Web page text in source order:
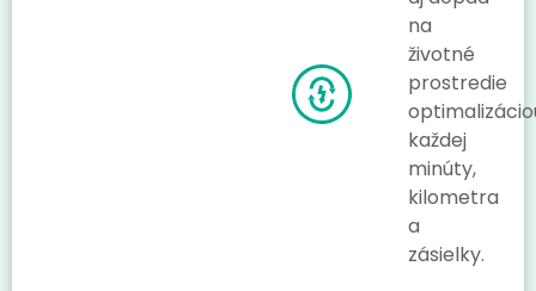
na
životné
prostredie
každej
minúty,
kilometra
a
zásielky.